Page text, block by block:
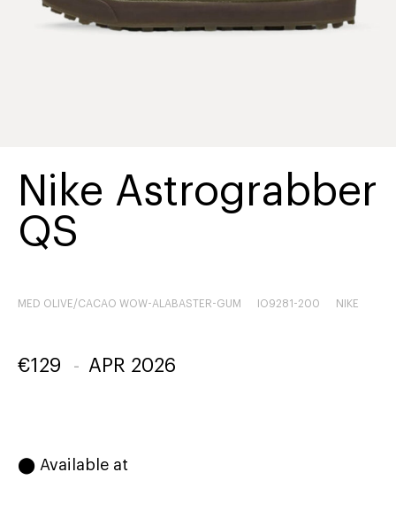
Nike Astrograbber
QS
MED OLIVE/CACAO WOW-ALABASTER-GUM IO9281-200 NIKE
€129 - APR 2026
⬤ Available at